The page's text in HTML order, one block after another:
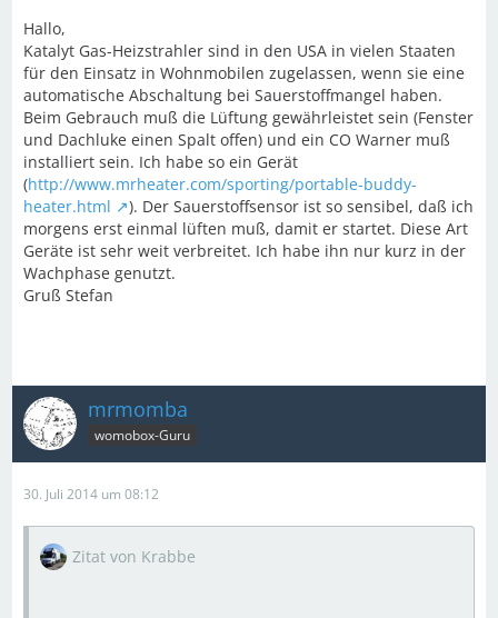
Hallo,
Katalyt Gas-Heizstrahler sind in den USA in vielen Staaten
für den Einsatz in Wohnmobilen zugelassen, wenn sie eine
automatische Abschaltung bei Sauerstoffmangel haben.
Beim Gebrauch muß die Lüftung gewährleistet sein (Fenster
und Dachluke einen Spalt offen) und ein CO Warner muß
installiert sein. Ich habe so ein Gerät
(http://www.mrheater.com/sporting/portable-buddy-
heater.html
). Der Sauerstoffsensor ist so sensibel, daß ich
morgens erst einmal lüften muß, damit er startet. Diese Art
Geräte ist sehr weit verbreitet. Ich habe ihn nur kurz in der
Wachphase genutzt.
Gruß Stefan
mrmomba
womobox-Guru
30. Juli 2014 um 08:12
Zitat von Krabbe